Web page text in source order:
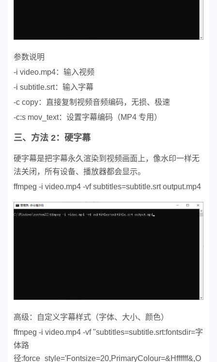
参数说明
-i video.mp4：输入视频
-i subtitle.srt：输入字幕
-c copy：直接复制视频音频编码，无损、极速
-c:s mov_text：设置字幕编码（MP4 专用）
三、方法 2：硬字幕
硬字幕是把字幕永久渲染到视频画面上，像水印一样无
法关闭，所有设备、播放器都会显示。
ffmpeg -i video.mp4 -vf subtitles=subtitle.srt output.mp4
高级：自定义字幕样式（字体、大小、颜色）
ffmpeg -i video.mp4 -vf "subtitles=subtitle.srt:fontsdir=字
体路
径:force_style='Fontsize=20,PrimaryColour=&Hffffff&,O